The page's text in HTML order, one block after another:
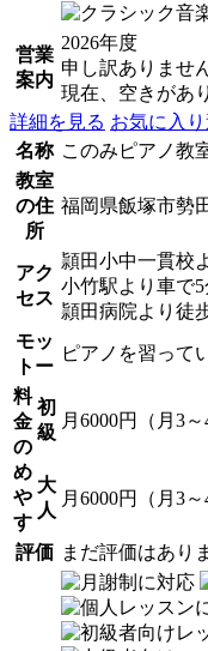
営業
案内
2026年度
申し訳ありませ
現在、空きがあ
詳細を見る お気に入
名称 このみピアノ教
教室
の住
所
福岡県飯塚市勢
アク
セス
頴田小中一貫校
小竹駅より車で
頴田病院より徒
モッ
トー
ピアノを習って
料
金
の
め
や
す
初
級
月6000円（月3
大
人
月6000円（月3
評価 まだ評価はあり